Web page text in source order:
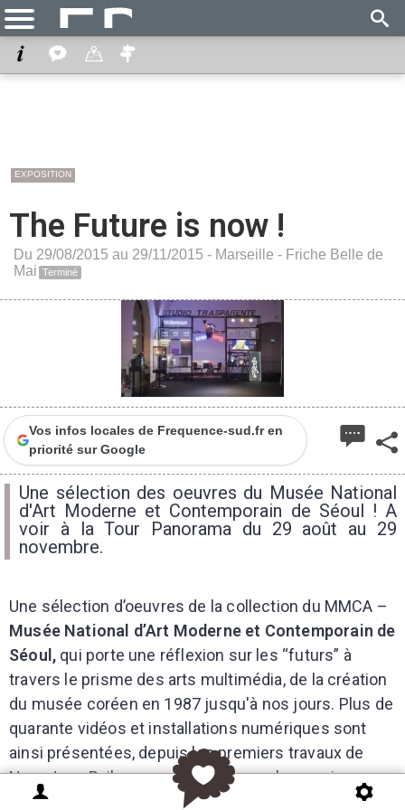
EXPOSITION
The Future is now !
Du 29/08/2015 au 29/11/2015 - Marseille - Friche Belle de
Mai Terminé
Vos infos locales de Frequence-sud.fr en
priorité sur Google
Une sélection des oeuvres du Musée National
d'Art Moderne et Contemporain de Séoul ! A
voir à la Tour Panorama du 29 août au 29
novembre.
Une sélection d’oeuvres de la collection du MMCA –
Musée National d’Art Moderne et Contemporain de
Séoul, qui porte une réflexion sur les “futurs” à
travers le prisme des arts multimédia, de la création
du musée coréen en 1987 jusqu'à nos jours. Plus de
quarante vidéos et installations numériques sont
ainsi présentées, depuis les premiers travaux de
Nam June Paik – considéré comme le premier
artiste du mouvement d'art vidéo au monde.